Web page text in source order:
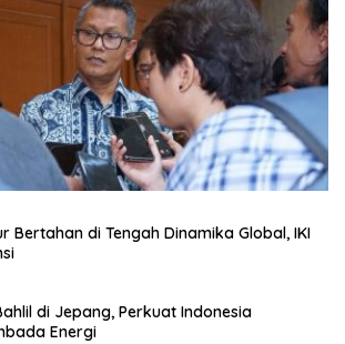
Bertahan di Tengah Dinamika Global, IKI
di Jepang, Perkuat Indonesia
Energi